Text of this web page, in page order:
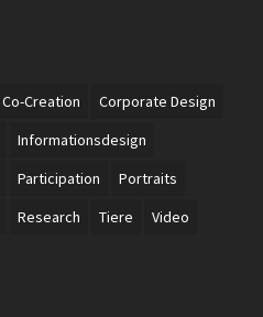
Co-Creation
Corporate Design
Informationsdesign
Participation
Portraits
Research Tiere
Video